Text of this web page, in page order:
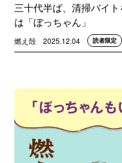
三十代半ば、清掃バイ
は「ぼっちゃん」
燃え殻 2025.12.04 読者限定